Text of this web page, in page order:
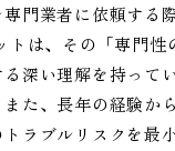
門業者に依頼する
は、その「専門
深い理解を持って
た、長年の経験
ラブルリスクを